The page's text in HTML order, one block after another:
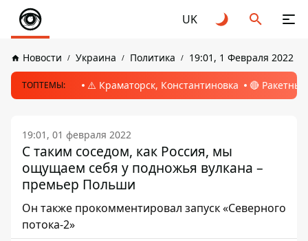
UK
Новости Украина Политика 19:01, 1 Февраля 2022
ТОПТЕМЫ: ⚠️ Краматорск, Константиновка 🔴
19:01, 01 февраля 2022
С таким соседом, как Россия, мы
ощущаем себя у подножья вулкана –
премьер Польши
Он также прокомментировал запуск «Северного
потока-2»